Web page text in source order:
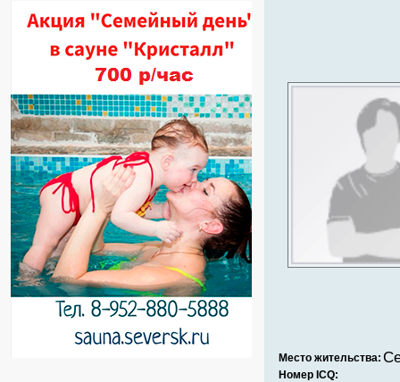
Место жительства:
Номер ICQ: